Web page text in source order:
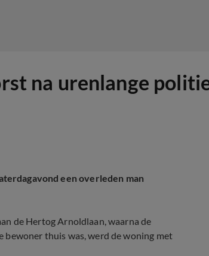
na urenlange
een overleden man
de Hertog Arnoldlaan, waarna de
thuis was, werd de woning met